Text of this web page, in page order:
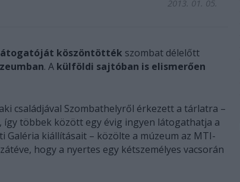
2013. 01. 05.
köszöntötték szombat délelőtt
. A külföldi sajtóban is elismerően
családjával Szombathelyről érkezett a tárlatra –
többek között egy évig ingyen látogathatja a
Galéria kiállításait – közölte a múzeum az MTI-
hogy a nyertes egy kétszemélyes vacsorán